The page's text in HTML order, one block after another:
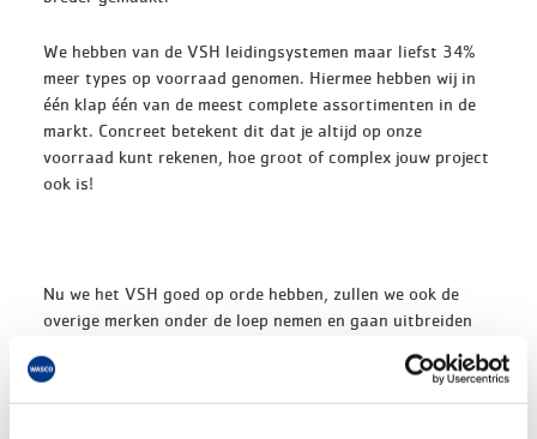
We hebben van de VSH leidingsystemen maar liefst 34%
meer types op voorraad genomen. Hiermee hebben wij in
één klap één van de meest complete assortimenten in de
markt. Concreet betekent dit dat je altijd op onze
voorraad kunt rekenen, hoe groot of complex jouw project
ook is!
Nu we het VSH goed op orde hebben, zullen we ook de
overige merken onder de loep nemen en gaan uitbreiden
Om het je nog makkelijker te maken hebben we onze